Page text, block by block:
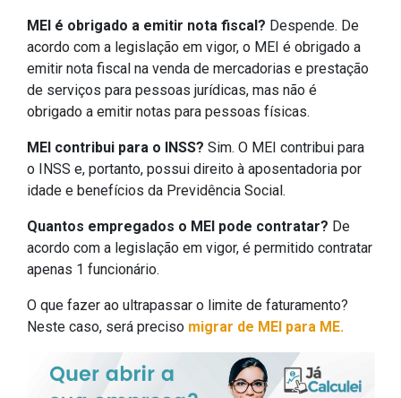
MEI é obrigado a emitir nota fiscal? Despende. De
acordo com a legislação em vigor, o MEI é obrigado a
emitir nota fiscal na venda de mercadorias e prestação
de serviços para pessoas jurídicas, mas não é
obrigado a emitir notas para pessoas físicas.
MEI contribui para o INSS? Sim. O MEI contribui para
o INSS e, portanto, possui direito à aposentadoria por
idade e benefícios da Previdência Social.
Quantos empregados o MEI pode contratar? De
acordo com a legislação em vigor, é permitido contratar
apenas 1 funcionário.
O que fazer ao ultrapassar o limite de faturamento?
Neste caso, será preciso migrar de MEI para ME.